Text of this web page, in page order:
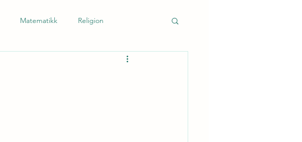
Matematikk Religion